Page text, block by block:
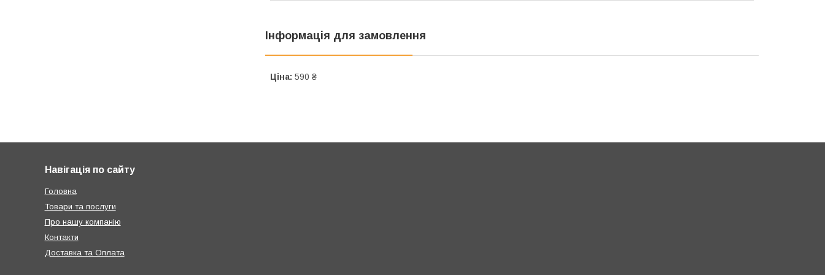
Інформація для замовлення
Ціна: 590 ₴
Навігація по сайту
Головна
Товари та послуги
Про нашу компанію
Контакти
Доставка та Оплата